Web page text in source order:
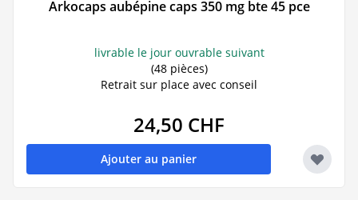
Arkocaps aubépine caps 350 mg bte 45 pce
livrable le jour ouvrable suivant
(48 pièces)
Retrait sur place avec conseil
24,50 CHF
Ajouter au panier